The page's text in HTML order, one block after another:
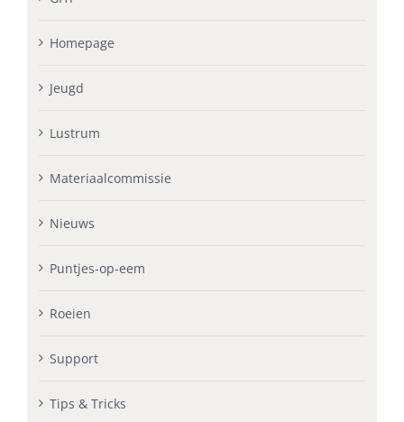
Homepage
Jeugd
Lustrum
Materiaalcommissie
Nieuws
Puntjes-op-eem
Roeien
Support
Tips & Tricks